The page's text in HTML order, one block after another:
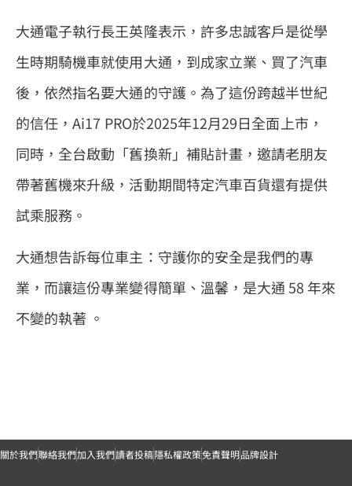
大通電子執行長王英隆表示，許多忠誠客戶是從學
生時期騎機車就使用大通，到成家立業、買了汽車
後，依然指名要大通的守護。為了這份跨越半世紀
的信任，Ai17 PRO於2025年12月29日全面上市，
同時，全台啟動「舊換新」補貼計畫，邀請老朋友
帶著舊機來升級，活動期間特定汽車百貨還有提供
試乘服務。
大通想告訴每位車主：守護你的安全是我們的專
業，而讓這份專業變得簡單、溫馨，是大通 58 年來
不變的執著 。
關於我們聯絡我們加入我們讀者投稿隱私權政策免責聲明品牌設計